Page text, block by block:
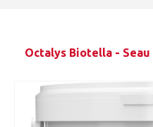
Octalys Biotella - Seau